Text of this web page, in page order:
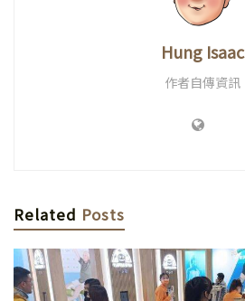
Hung Isaac
作者自傳資訊
Related Posts